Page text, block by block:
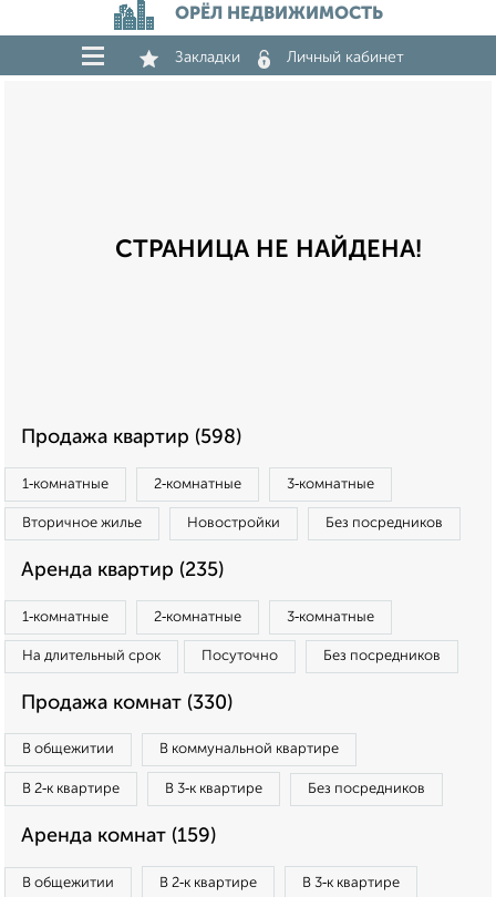
ОРЁЛ НЕДВИЖИМОСТЬ
Закладки Личный кабинет
СТРАНИЦА НЕ НАЙДЕНА!
Продажа квартир (598)
1‑комнатные 2‑комнатные 3‑комнатные
Вторичное жилье Новостройки Без посредников
Аренда квартир (235)
1‑комнатные 2‑комнатные 3‑комнатные
На длительный срок Посуточно Без посредников
Продажа комнат (330)
В общежитии В коммунальной квартире
В 2‑к квартире В 3‑к квартире Без посредников
Аренда комнат (159)
В общежитии В 2‑к квартире В 3‑к квартире